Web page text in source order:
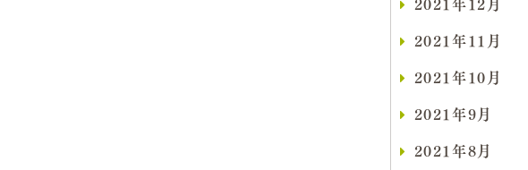
2021年11月
2021年10月
2021年9月
2021年8月